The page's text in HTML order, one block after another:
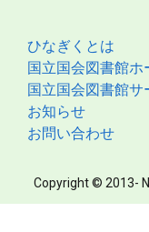
ひなぎくとは
国立国会図書館ホ
国立国会図書館サ
お知らせ
お問い合わせ
Copyright © 2013-